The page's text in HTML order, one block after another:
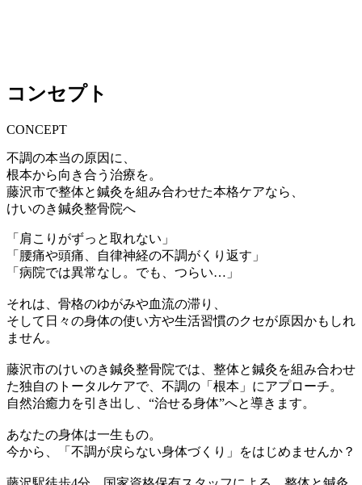
コンセプト
CONCEPT
不調の本当の原因に、
根本から向き合う治療を。
藤沢市で整体と鍼灸を組み合わせた本格ケアなら、
けいのき鍼灸整骨院へ
「肩こりがずっと取れない」
「腰痛や頭痛、自律神経の不調がくり返す」
「病院では異常なし。でも、つらい…」
それは、 骨格のゆがみや血流の滞り
そして 日々の身体の使い方や生活習慣のクセが原因かもしれ
ません。
藤沢市のけいのき鍼灸整骨院では、整体と鍼灸を組み合わせ
た独自のトータルケアで、不調の「根本」にアプローチ。
自然治癒力を引き出し、 “治せる身体”へと導きます。
あなたの身体は一生もの。
今から、「不調が戻らない身体づくり」をはじめませんか？